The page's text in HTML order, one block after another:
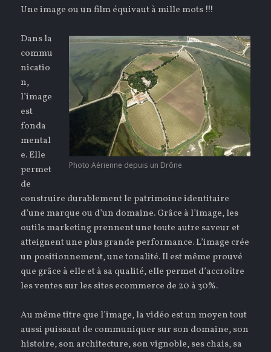
Une image ou un film équivaut à mille mots !!!
Photo Aérienne depuis un Drône
Dans la
commu
nicatio
n,
l’image
est
fonda
mental
e. Elle
permet
de
construire durablement le patrimoine identitaire
d’une marque ou d’un domaine. Grâce à l’image, les
outils marketing prennent une toute autre saveur et
atteignent une plus grande performance. L’image crée
un positionnement, une tonalité. Il est même prouvé
que grâce à elle et à sa qualité, elle permet d’accroître
les ventes sur les sites ecommerce de 20 à 30%.
Au même titre que l’image, la vidéo est un moyen tout
aussi puissant de communiquer sur son domaine, son
histoire, son architecture, son vignoble, ses chais, sa